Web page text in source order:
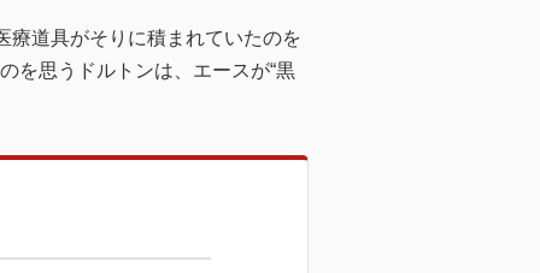
療道具がそりに積まれていたのを
を思うドルトンは、エースが“黒